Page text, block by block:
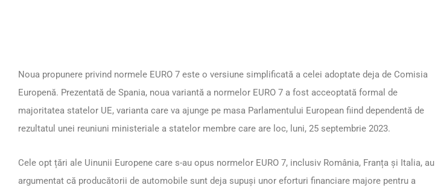
Noua propunere privind normele EURO 7 este o versiune simplificată a celei adoptate deja de Comisia
Europenă. Prezentată de Spania, noua variantă a normelor EURO 7 a fost acceoptată formal de
majoritatea statelor UE, varianta care va ajunge pe masa Parlamentului European fiind dependentă de
rezultatul unei reuniuni ministeriale a statelor membre care are loc, luni, 25 septembrie 2023.
Cele opt țări ale Uinunii Europene care s-au opus normelor EURO 7, inclusiv România, Franța și Italia, au
argumentat că producătorii de automobile sunt deja supuși unor eforturi financiare majore pentru a